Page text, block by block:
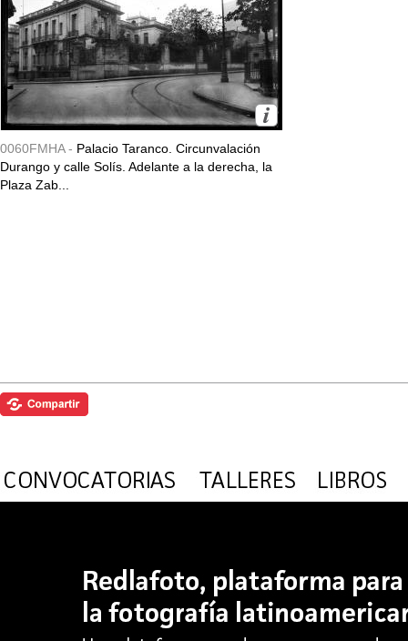
0060FMHA - Palacio Taranco. Circunvalación
Durango y calle Solís. Adelante a la derecha, la
Plaza Zab...